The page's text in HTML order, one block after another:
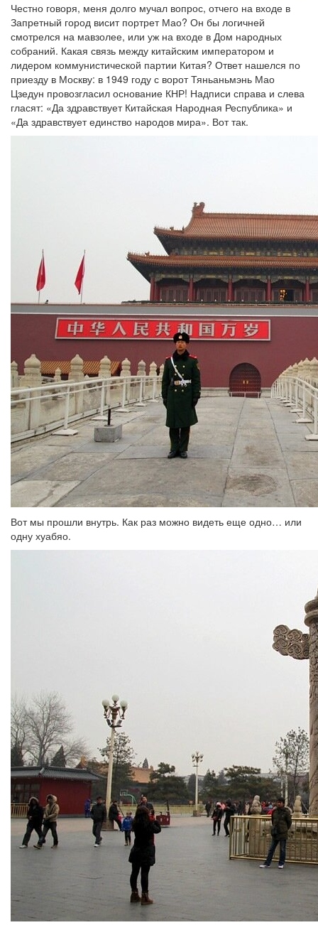
Честно говоря, меня долго мучал вопрос, отчего на входе в
Запретный город висит портрет Мао? Он бы логичней
смотрелся на мавзолее, или уж на входе в Дом народных
собраний. Какая связь между китайским императором и
лидером коммунистической партии Китая? Ответ нашелся по
приезду в Москву: в 1949 году с ворот Тяньаньмэнь Мао
Цзедун провозгласил основание КНР! Надписи справа и слева
гласят: «Да здравствует Китайская Народная Республика» и
«Да здравствует единство народов мира». Вот так.
Вот мы прошли внутрь. Как раз можно видеть еще одно… или
одну хуабяо.